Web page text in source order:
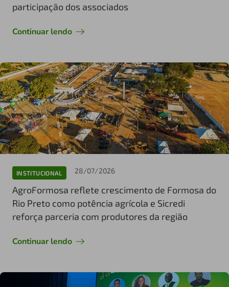
participação dos associados
Continuar lendo
INSTITUCIONAL 28/07/2026
AgroFormosa reflete crescimento de Formosa do
Rio Preto como potência agrícola e Sicredi
reforça parceria com produtores da região
Continuar lendo